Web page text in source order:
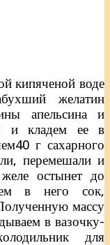
кипяченой воде
желатин
апельсина и
и кладем ее в
г сахарного
перемешали и
остынет до
в него сок,
массу
в вазочку-
для